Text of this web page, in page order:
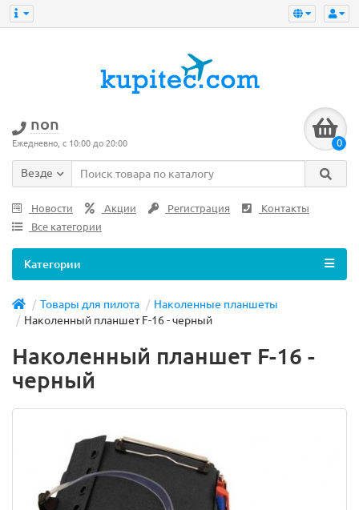
non
Ежедневно, с 10:00 до 20:00 0
Везде
Новости Акции Регистрация
Контакты
Все категории
Категории
Товары для пилота
Наколенные планшеты
Наколенный планшет F-16 - черный
Наколенный планшет F-16 -
черный